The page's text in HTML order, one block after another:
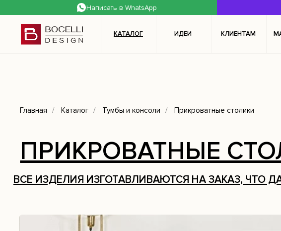
Написать в WhatsApp
КАТАЛОГ ИДЕИ КЛИЕНТАМ
Главная / Каталог / Тумбы и консоли / Прикроватные столики
ПРИКРОВАТНЫЕ
ВСЕ ИЗДЕЛИЯ ИЗГОТАВЛИВАЮТСЯ НА ЗАКАЗ,
Подписывайтесь на
для вас мессенджерах